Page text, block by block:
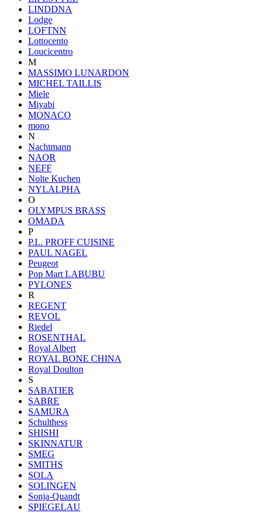
LINDDNA
Lodge
LOFTNN
Lottocento
Loucicentro
M
MASSIMO LUNARDON
MICHEL TAILLIS
Miele
Miyabi
MONACO
mono
N
Nachtmann
NAOR
NEFF
Nolte Kuchen
NYLALPHA
O
OLYMPUS BRASS
OMADA
P
P.L. PROFF CUISINE
PAUL NAGEL
Peugeot
Pop Mart LABUBU
PYLONES
R
REGENT
REVOL
Riedel
ROSENTHAL
Royal Albert
ROYAL BONE CHINA
Royal Doulton
S
SABATIER
SABRE
SAMURA
Schulthess
SHISHI
SKINNATUR
SMEG
SMITHS
SOLA
SOLINGEN
Sonja-Quandt
SPIEGELAU